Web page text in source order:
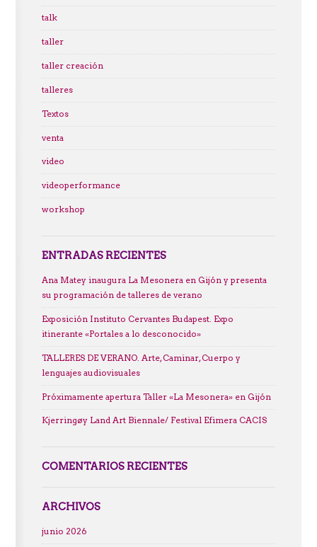
talk
taller
taller creación
talleres
Textos
venta
video
videoperformance
workshop
ENTRADAS RECIENTES
Ana Matey inaugura La Mesonera en Gijón y presenta
su programación de talleres de verano
Exposición Instituto Cervantes Budapest. Expo
itinerante «Portales a lo desconocido»
TALLERES DE VERANO. Arte, Caminar, Cuerpo y
lenguajes audiovisuales
Próximamente apertura Taller «La Mesonera» en Gijón
Kjerringøy Land Art Biennale/ Festival Efimera CACIS
COMENTARIOS RECIENTES
ARCHIVOS
junio 2026